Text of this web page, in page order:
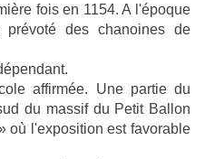
fois en 1154. A l'époque
des chanoines de
affirmée. Une partie du
du massif du Petit Ballon
où l'exposition est favorable